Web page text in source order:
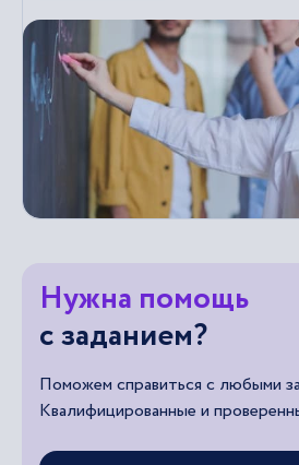
Нужна помощь
с заданием?
Поможем справиться с любыми
Квалифицированные и